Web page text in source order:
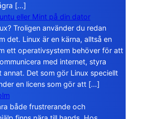
[…]
eller Mint på din dator
Troligen använder du redan
det. Linux är en kärna, alltså en
ett operativsystem behöver för att
med internet, styra
Det som gör Linux speciellt
en licens som gör att […]
både frustrerande och